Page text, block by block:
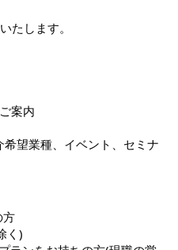
たします。
案内
望業種、イベント、セミナ
方
く)